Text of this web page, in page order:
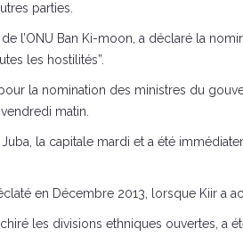
parties.
l’ONU Ban Ki-moon, a déclaré la
les hostilités”.
la nomination des ministres du
matin.
Juba, la capitale mardi et a été
en Décembre 2013, lorsque Kiir a
les divisions ethniques ouvertes,